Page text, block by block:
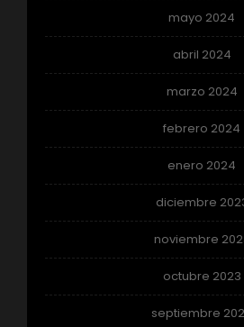
mayo 2024
abril 2024
marzo 2024
febrero 2024
enero 2024
diciembre
noviembre
octubre 2023
septiembre